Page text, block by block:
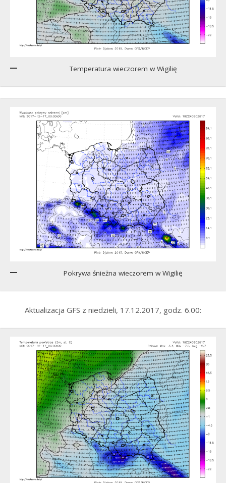
Temperatura wieczorem w Wigilię
Pokrywa śnieżna wieczorem w Wigilię
Aktualizacja GFS z niedzieli, 17.12.2017, godz. 6.00: